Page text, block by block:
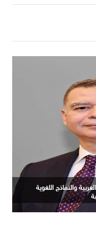
بيعٍ واحدة. وقصور أوروبا
بعد.